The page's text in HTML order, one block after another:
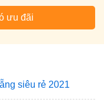
ưu đãi
siêu rẻ 2021